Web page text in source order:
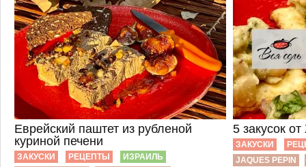
Еврейский паштет из рубленой
куриной печени
ЗАКУСКИ РЕЦЕПТЫ
ИЗРАИЛЬ
5 закусок
ЗАКУСКИ
JAQUES PEPIN